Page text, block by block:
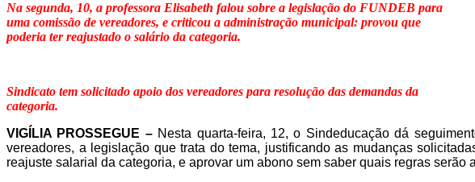
Na segunda, 10, a professora Elisabeth falou sobre a legislação do FUNDEB para
uma comissão de vereadores, e criticou a administração municipal: provou que
poderia ter reajustado o salário da categoria.
Sindicato tem solicitado apoio dos vereadores para resolução das demandas da
categoria.
VIGÍLIA PROSSEGUE –Nesta quarta-feira, 12, o Sindeducação dá
vereadores, a legislação que trata do tema, justificando as mudanças
reajuste salarial da categoria, e aprovar um abono sem saber quais regras